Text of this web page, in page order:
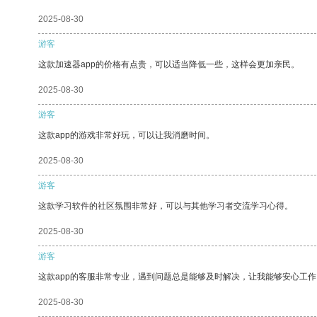
2025-08-30
游客
这款加速器app的价格有点贵，可以适当降低一些，这样会更加亲民。
2025-08-30
游客
这款app的游戏非常好玩，可以让我消磨时间。
2025-08-30
游客
这款学习软件的社区氛围非常好，可以与其他学习者交流学习心得。
2025-08-30
游客
这款app的客服非常专业，遇到问题总是能够及时解决，让我能够安心工
2025-08-30